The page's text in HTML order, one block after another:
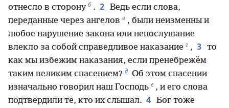
отнесло в сторону б . 2 Ведь если слова,
переданные через ангелов в , были неизменны и
любое нарушение закона или непослушание
влекло за собой справедливое наказание г , 3 то
как мы избежим наказания, если пренебрежём
таким великим спасением? д Об этом спасении
изначально говорил наш Господь е , и его слова
подтвердили те, кто их слышал. 4 Бог тоже